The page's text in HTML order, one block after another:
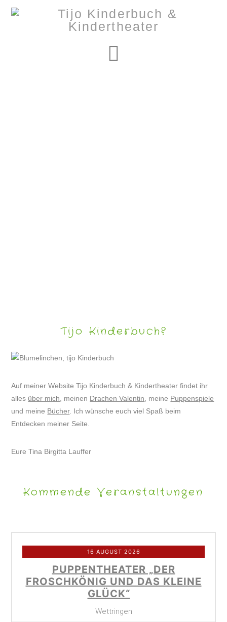
Tijo Kinderbuch?
Auf meiner Website Tijo Kinderbuch & Kindertheater findet ihr
alles über mich , meinen Drachen Valentin , meine Puppenspiele
und meine Bücher. Ich wünsche euch viel Spaß beim
Entdecken meiner Seite.
Eure Tina Birgitta Lauffer
Kommende Veranstaltungen
16 AUGUST 2026
PUPPENTHEATER „DER
FROSCHKÖNIG UND DAS KLEINE
GLÜCK“
Wettringen